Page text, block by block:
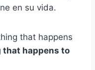
en su vida.
that happens
that happens to